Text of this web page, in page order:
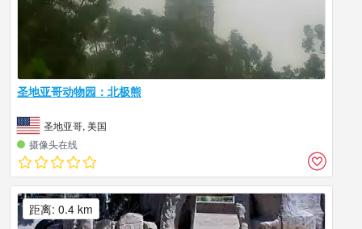
圣地亚哥动物园：北极熊
圣地亚哥, 美国
摄像头在线
距离: 0.4 km